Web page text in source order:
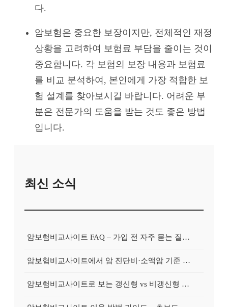
다.
암보험은 중요한 보장이지만, 전체적인 재정
상황을 고려하여 보험료 부담을 줄이는 것이
중요합니다. 각 보험의 보장 내용과 보험료
를 비교 분석하여, 본인에게 가장 적합한 보
험 설계를 찾아보시길 바랍니다. 어려운 부
분은 전문가의 도움을 받는 것도 좋은 방법
입니다.
최신 소식
암보험비교사이트 FAQ – 가입 전 자주 묻는 질문 정리
암보험비교사이트에서 암 진단비·소액암 기준 제대로 비교하기
암보험비교사이트로 보는 갱신형 vs 비갱신형 암보험 차이